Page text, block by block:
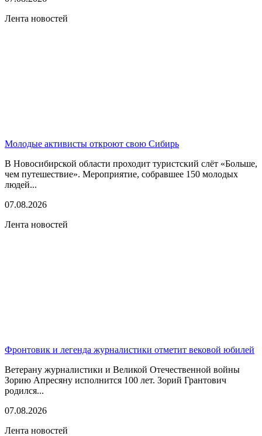
Лента новостей
Молодые активисты откроют свою Сибирь
В Новосибирской области проходит туристский слёт «Больше,
чем путешествие». Мероприятие, собравшее 150 молодых
людей...
07.08.2026
Лента новостей
Фронтовик и легенда журналистики отметит вековой юбилей
Ветерану журналистики и Великой Отечественной войны
Зорию Апресяну исполнится 100 лет. Зорий Грантович
родился...
07.08.2026
Лента новостей